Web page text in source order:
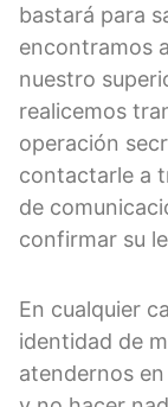
bastará para
encontramos
nuestro
realicemos
operación
contactarle a
de
confirmar su
En cualquier
identidad de
atendernos